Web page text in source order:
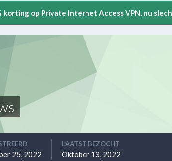
korting op Private Internet Access VPN, nu
25, 2022
LAATST BEZOCHT
Oktober 13, 2022